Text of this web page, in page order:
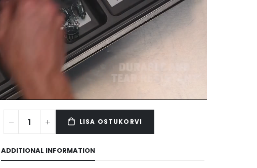
LISA OSTUKORVI
ADDITIONAL INFORMATION